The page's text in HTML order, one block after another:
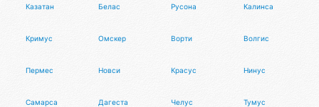
Казатан Белас Русона Калинса
Кримус Омскер Ворти Волгис
Пермес Новси Красус Нинус
Самарса Дагеста Челус Тумус